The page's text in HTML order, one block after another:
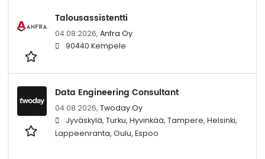
Talousassistentti
04.08.2026, Anfra Oy
90440 Kempele
Data Engineering Consultant
04.08.2026, Twoday Oy
Jyväskylä, Turku, Hyvinkää, Tampere, Helsinki,
Lappeenranta, Oulu, Espoo